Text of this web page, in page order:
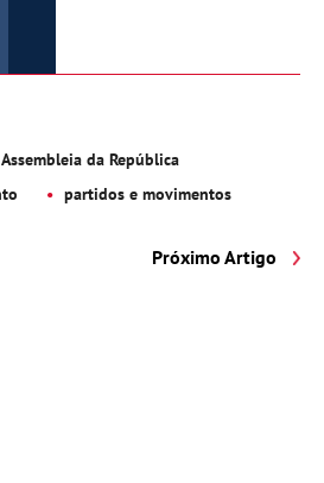
Assembleia da República
partidos e movimentos
Próximo Artigo